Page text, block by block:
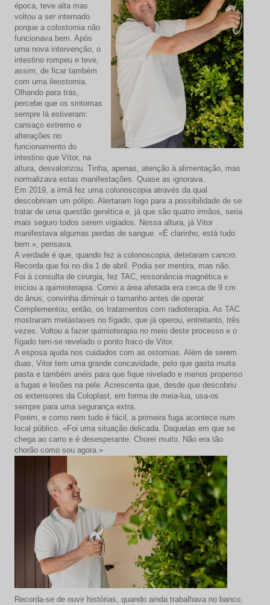
época, teve alta mas
voltou a ser internado
porque a colostomia não
funcionava bem. Após
uma nova intervenção, o
intestino rompeu e teve,
assim, de ficar também
com uma ileostomia.
Olhando para trás,
percebe que os sintomas
sempre lá estiveram:
cansaço extremo e
alterações no
funcionamento do
intestino que Vítor, na
altura, desvalorizou. Tinha, apenas, atenção à alimentação, mas
normalizava estas manifestações. Quase as ignorava.
Em 2019, a irmã fez uma colonoscopia através da qual
descobriram um pólipo. Alertaram logo para a possibilidade de se
tratar de uma questão genética e, já que são quatro irmãos, seria
mais seguro todos serem vigiados. Nessa altura, já Vitor
manifestava algumas perdas de sangue. «É clarinho, está tudo
bem.», pensava.
A verdade é que, quando fez a colonoscopia, detetaram cancro.
Recorda que foi no dia 1 de abril. Podia ser mentira, mas não.
Foi à consulta de cirurgia, fez TAC, ressonância magnética e
iniciou a quimioterapia. Como a área afetada era cerca de 9 cm
do ânus, convinha diminuir o tamanho antes de operar.
Complementou, então, os tratamentos com radioterapia. As TAC
mostraram metástases no fígado, que já operou, entretanto, três
vezes. Voltou a fazer quimioterapia no meio deste processo e o
fígado tem-se revelado o ponto fraco de Vitor.
A esposa ajuda nos cuidados com as ostomias. Além de serem
duas, Vitor tem uma grande concavidade, pelo que gasta muita
pasta e também anéis para que fique nivelado e menos propenso
a fugas e lesões na pele. Acrescenta que, desde que descobriu
os extensores da Coloplast, em forma de meia-lua, usa-os
sempre para uma segurança extra.
Porém, e como nem tudo é fácil, a primeira fuga acontece num
local público. «Foi uma situação delicada. Daquelas em que se
chega ao carro e é desesperante. Chorei muito. Não era tão
chorão como sou agora.»
Recorda-se de ouvir histórias, quando ainda trabalhava no banco,